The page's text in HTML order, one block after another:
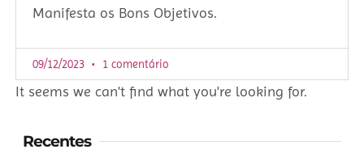
Manifesta os Bons Objetivos.
09/12/2023 1 comentário
It seems we can't find what you're looking for.
Recentes